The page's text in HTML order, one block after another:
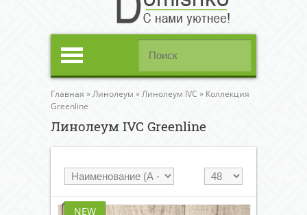
Главная »Линолеум »Линолеум IVC » Коллекция
Greenline
Линолеум IVC Greenline
NEW